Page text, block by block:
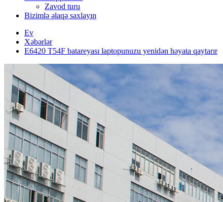
Zavod turu
Bizimlə əlaqə saxlayın
Ev
Xəbərlər
E6420 T54F batareyası laptopunuzu yenidən həyata qaytarır